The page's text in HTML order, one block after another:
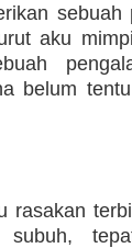
sebuah
aku
belum
rasakan
subuh,